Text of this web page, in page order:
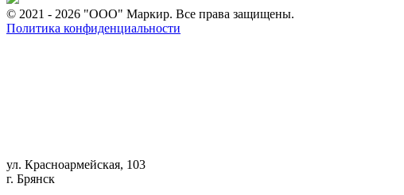
© 2021 - 2026 "ООО" Маркир. Все права защищены.
Политика конфиденциальности
ул. Красноармейская, 103
г. Брянск